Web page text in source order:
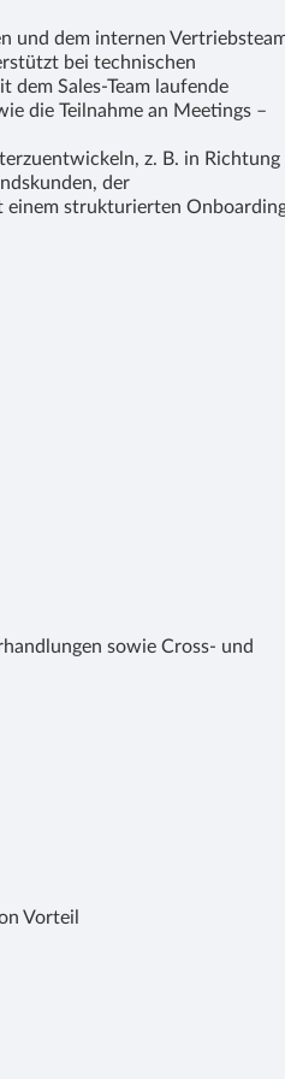
und dem internen
bei technischen
dem Sales-Team laufende
die Teilnahme an Meetings –
z. B. in Richtung
der
einem strukturierten
sowie Cross- und
Vorteil